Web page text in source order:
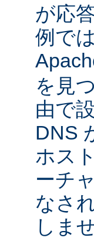
が応
例で
を見
由で
DNS
ホス
ーチ
なさ
しま